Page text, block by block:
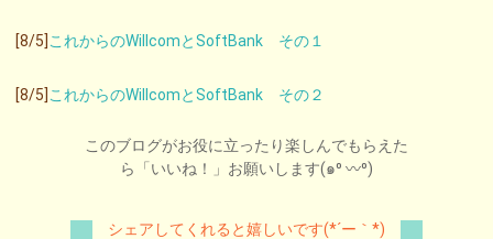
[8/5] これからのWillcomとSoftBank その１
[8/5] これからのWillcomとSoftBank その２
このブログがお役に立ったり楽しんでもらえた
ら「いいね！」お願いします(๑⁰ 〰⁰)
シェアしてくれると嬉しいです(*´ー｀*)